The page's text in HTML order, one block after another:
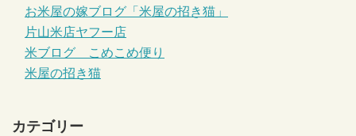
お米屋の嫁ブログ「米屋の招き猫」
片山米店ヤフー店
米ブログ こめこめ便り
米屋の招き猫
カテゴリー